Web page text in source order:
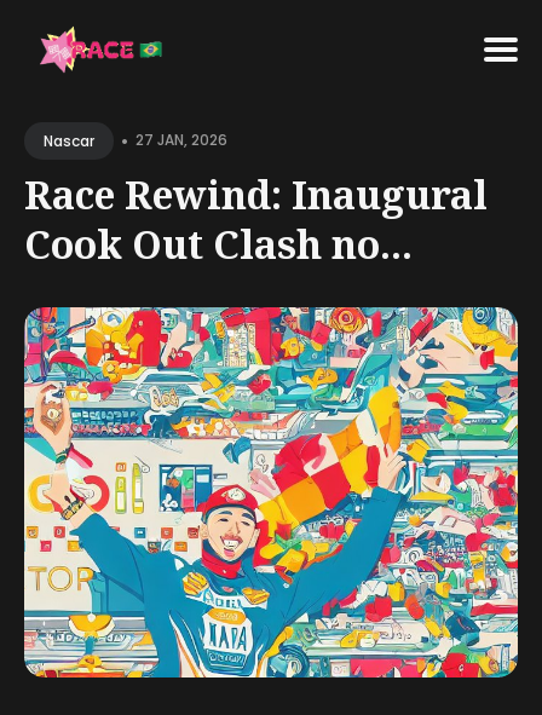
forNascar • 27 JAN, 2026
Race Rewind: Inaugural
Cook Out Clash no...